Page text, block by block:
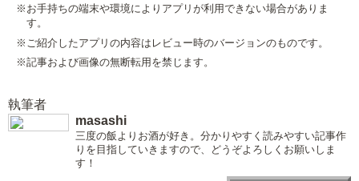
※お手持ちの端末や環境によりアプリが利用できない場合がありま
す。
※ご紹介したアプリの内容はレビュー時のバージョンのものです。
※記事および画像の無断転用を禁じます。
執筆者
masashi
三度の飯よりお酒が好き。分かりやすく読みやすい記事作
りを目指していきますので、どうぞよろしくお願いしま
す！